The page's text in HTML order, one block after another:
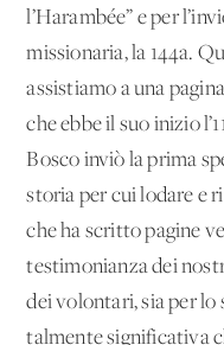
l’Harambée” e per
missionaria, la 144a.
assistiamo a una
che ebbe il suo inizio
Bosco inviò la prima
storia per cui lodare e
che ha scritto pagine
testimonianza dei
dei volontari, sia per
talmente significativa